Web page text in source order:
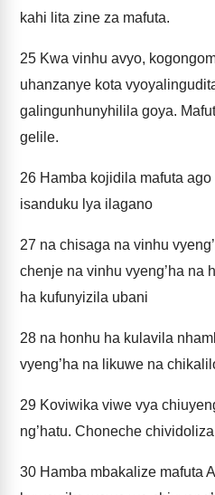
kahi lita zine za mafuta.
25 Kwa vinhu avyo,
uhanzanye kota
galingunhunyhilila goya.
gelile.
26 Hamba kojidila mafuta
isanduku lya ilagano
27 na chisaga na vinhu
chenje na vinhu vyeng’ha na
ha kufunyizila ubani
28 na honhu ha kulavila
vyeng’ha na likuwe na
29 Koviwika viwe vya
ng’hatu. Choneche
30 Hamba mbakalize mafuta